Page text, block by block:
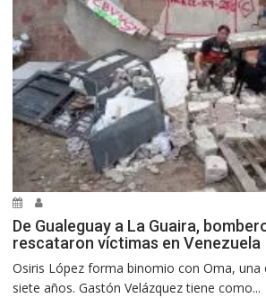
De Gualeguay a La Guaira,
rescataron víctimas en Venezuela
Osiris López forma binomio con Oma, una
siete años. Gastón Velázquez tiene como...